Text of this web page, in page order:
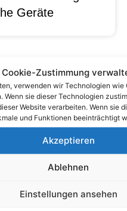
Cookie-Zustimmung
verwenden wir Technologien
sie dieser Technologien
Website verarbeiten. Wenn sie
und Funktionen beeinträchtigt
Akzeptieren
Ablehnen
Einstellungen ansehen
Geräte